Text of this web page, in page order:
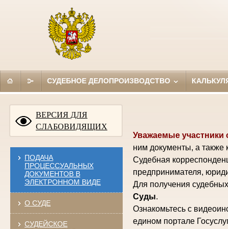
СУДЕБНОЕ ДЕЛОПРОИЗВОДСТВО
ВЕРСИЯ ДЛЯ
СЛАБОВИДЯЩИХ
ПОДАЧА
ПРОЦЕССУАЛЬНЫХ
ДОКУМЕНТОВ В
ЭЛЕКТРОННОМ ВИДЕ
О СУДЕ
СУДЕЙСКОЕ
Уважаемые участники
ним документы, а также
Судебная
предпринимателя,
Для получения
Суды.
Ознакомьтесь с
едином портале